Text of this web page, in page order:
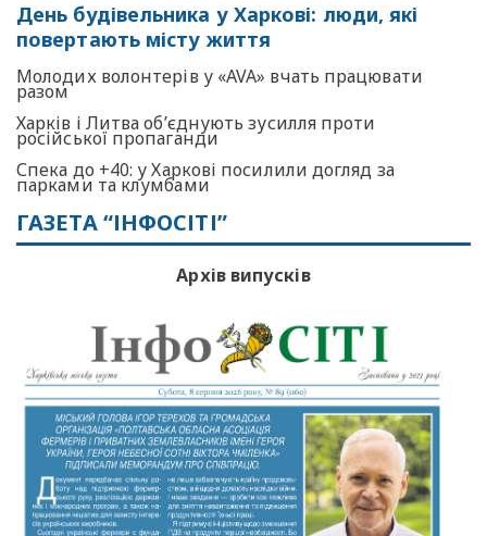
День будівельника у Харкові: люди, які
повертають місту життя
Молодих волонтерів у «AVA» вчать працювати
разом
Харків і Литва об’єднують зусилля проти
російської пропаганди
Спека до +40: у Харкові посилили догляд за
парками та клумбами
ГАЗЕТА “ІНФОСІТІ”
Архів випусків